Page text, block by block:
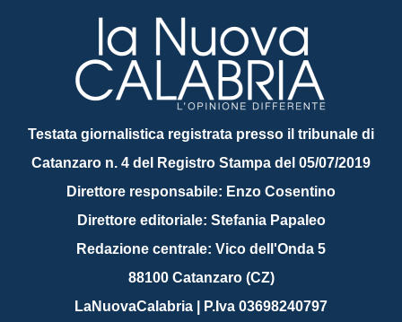
Testata giornalistica registrata presso il tribunale di
Catanzaro n. 4 del Registro Stampa del 05/07/2019
Direttore responsabile: Enzo Cosentino
Direttore editoriale: Stefania Papaleo
Redazione centrale: Vico dell'Onda 5
88100 Catanzaro (CZ)
LaNuovaCalabria | P.Iva 03698240797